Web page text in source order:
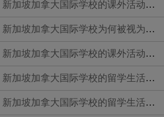
新加坡加拿大国际学校的课外活动概述
新加坡加拿大国际学校为何被视为优质教育
新加坡加拿大国际学校的课外活动与校园生活
新加坡加拿大国际学校的留学生活中与同学互动交流
新加坡加拿大国际学校的留学生活中与来自不同背景的教师互动交流